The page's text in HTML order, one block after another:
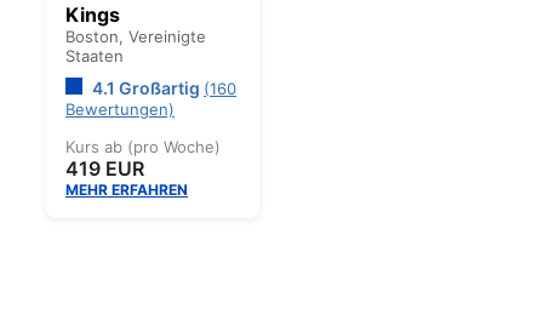
Kings
Boston, Vereinigte
Staaten
4.1 Großartig (160
Bewertungen)
Kurs ab (pro Woche)
419 EUR
MEHR ERFAHREN